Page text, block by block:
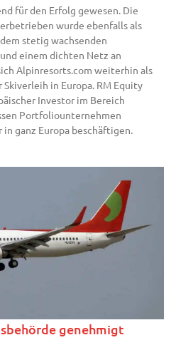
für den Erfolg gewesen. Die
wurde ebenfalls als
stetig wachsenden
einem dichten Netz an
Alpinresorts.com weiterhin als
in Europa. RM Equity
Investor im Bereich
Portfoliounternehmen
ganz Europa beschäftigen.
genehmigt